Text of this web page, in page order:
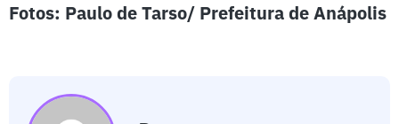
Fotos: Paulo de Tarso/ Prefeitura de Anápolis